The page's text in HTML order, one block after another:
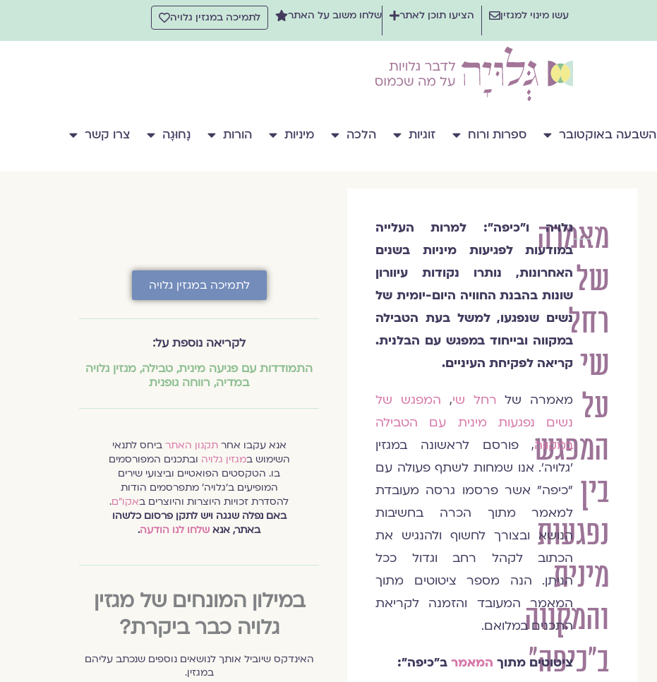
עשו מינוי למגזין הציעו תוכן לאתר שלחו משוב על האתר לתמיכה במגזין גלויה
השבעה באוקטובר ספרות ורוח זוגיות הלכה מיניות הורות נָחוּגָה צרו קשר
מאמרה
של
רחל
שי
על
המפגש
בין
נפגעות
מינית
והמקווה
ב"כיפה"
גלויה ו"כיפה": למרות העלייה
במודעות לפגיעות מיניות בשנים
האחרונות, נותרו נקודות עיוורון
שונות בהבנת החוויה היום-יומית של
נשים שנפגעו, למשל בעת הטבילה
במקווה ובייחוד במפגש עם הבלנית.
קריאה לפקיחת העיניים.
מאמרה של רחל שי, המפגש של
נשים נפגעות מינית עם הטבילה
במקווה, פורסם לראשונה במגזין
'גלויה'. אנו שמחות לשתף פעולה עם
"כיפה" אשר פרסמו גרסה מעובדת
למאמר מתוך הכרה בחשיבות
הנושא ובצורך לחשוף ולהנגיש את
הכתוב לקהל רחב וגדול ככל
הניתן. הנה מספר ציטוטים מתוך
המאמר המעובד והזמנה לקריאת
התכנים במלואם.
ציטוטים מתוך המאמרב"כיפה":
לתמיכה במגזין גלויה
לקריאה נוספת על:
התמודדות עם פגיעה מינית, טבילה, מגזין גלויה
במדיה, רווחה גופנית
אנא עקבו אחרתקנון האתר ביחס לתנאי
השימוש במגזין גלויה ובתכנים המפורסמים
בו. הטקסטים הפואטיים וביצועי שירים
המופיעים ב׳גלויה׳ מתפרסמים הודות
להסדרת זכויות היוצרות והיוצרים באקו״ם.
באם נפלה שגגה ויש לתקן פרסום כלשהו
באתר, אנא שלחו לנו הודעה.
במילון המונחים של מגזין
גלויה כבר ביקרת?
האינדקס שיוביל אותך לנושאים נוספים שנכתב עליהם
במגזין.